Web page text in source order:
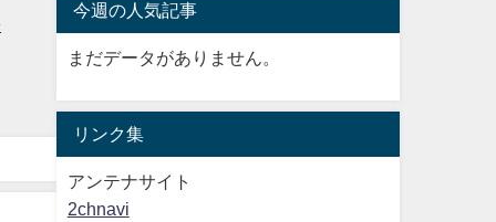
今週の人気記事
まだデータがありません。
リンク集
アンテナサイト
2chnavi